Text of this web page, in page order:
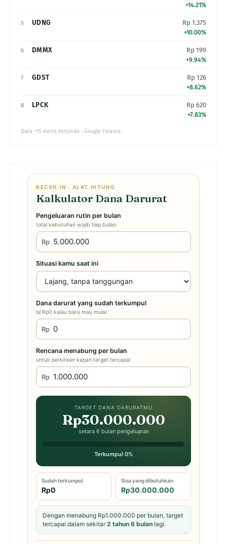
+14.21%
5 UDNG Rp 1.375
+10.00%
6 DMMX Rp 199
+9.94%
7 GDST Rp 126
+8.62%
8 LPCK Rp 620
+7.83%
Data ~15 menit tertunda · Google Finance
RECEH.IN · ALAT HITUNG
Kalkulator Dana Darurat
Pengeluaran rutin per bulan
total kebutuhan wajib tiap bulan
Rp
Situasi kamu saat ini
Dana darurat yang sudah terkumpul
isi Rp0 kalau baru mau mulai
Rp
Rencana menabung per bulan
untuk perkiraan kapan target tercapai
Rp
TARGET DANA DARURATMU
Rp30.000.000
setara 6 bulan pengeluaran
Terkumpul 0%
Sudah terkumpul
Rp0
Sisa yang dibutuhkan
Rp30.000.000
Dengan menabung Rp1.000.000 per bulan, target
tercapai dalam sekitar2 tahun 6 bulan lagi.